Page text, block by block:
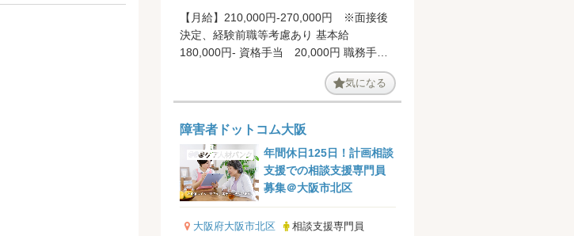
【月給】210,000円-270,000円 ※面接後
決定、経験前職等考慮あり 基本給
180,000円- 資格手当 20,000円 職務手
気になる
障害者ドットコム大阪
年間休日125日！計画相談
支援での相談支援専門員
募集＠大阪市北区
大阪府大阪市北区 相談支援専門員